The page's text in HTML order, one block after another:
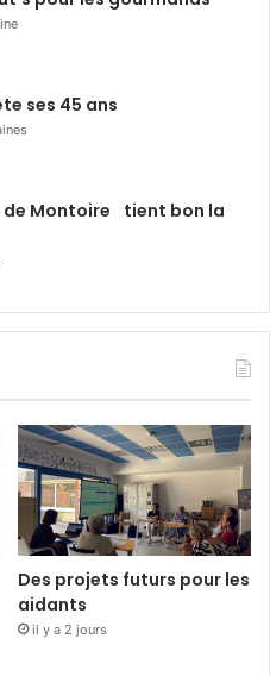
ses 45 ans
de Montoire tient bon la
Des projets futurs pour les
aidants
il y a 2 jours